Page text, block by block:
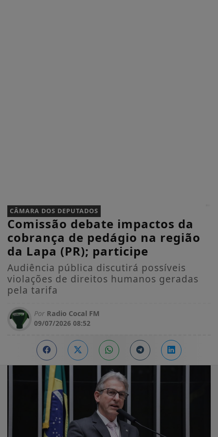
CÂMARA DOS DEPUTADOS
Comissão debate impactos da
cobrança de pedágio na região
da Lapa (PR); participe
Audiência pública discutirá possíveis
violações de direitos humanos geradas
pela tarifa
Por Radio Cocal FM
09/07/2026 08:52